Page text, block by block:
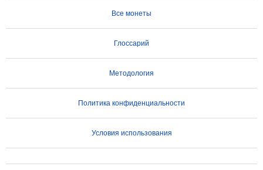
Все монеты
Глоссарий
Методология
Политика конфиденциальности
Условия использования